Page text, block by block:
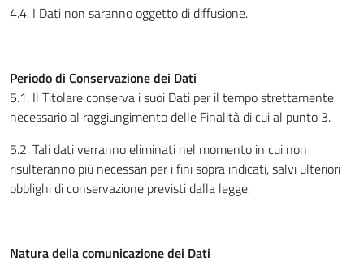
4.4. I Dati non saranno oggetto di diffusione.
Periodo di Conservazione dei Dati
5.1. Il Titolare conserva i suoi Dati per il tempo strettamente
necessario al raggiungimento delle Finalità di cui al punto 3.
5.2. Tali dati verranno eliminati nel momento in cui non
risulteranno più necessari per i fini sopra indicati, salvi ulteriori
obblighi di conservazione previsti dalla legge.
Natura della comunicazione dei Dati